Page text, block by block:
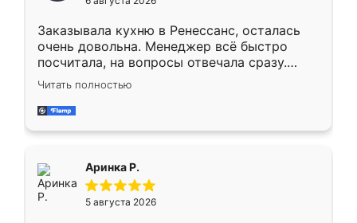
мебели буду заказывать только здесь.
Заказывала кухню в Ренессанс, осталась
очень довольна. Менеджер всё быстро
посчитала, на вопросы отвечала сразу.
Замерщик приехал в субботу, подошёл к
делу со всей ответственностью. Собрали
за день, ребята работали аккуратно, даже
Читать полностью
Аринка Р.
5 августа 2026